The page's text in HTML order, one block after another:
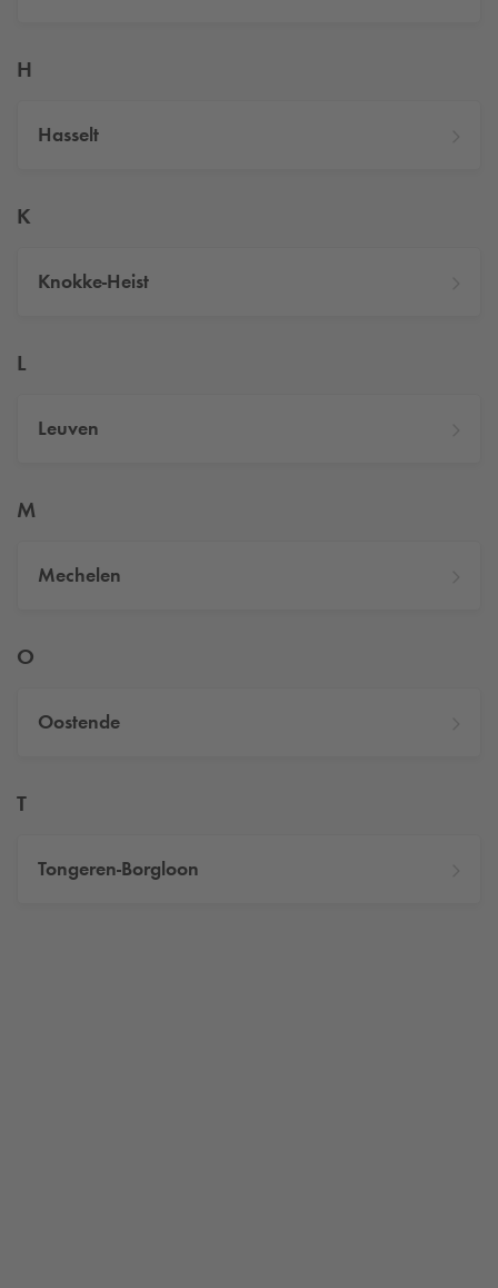
H
Hasselt
K
Knokke-Heist
L
Leuven
M
Mechelen
O
Oostende
T
Tongeren-Borgloon